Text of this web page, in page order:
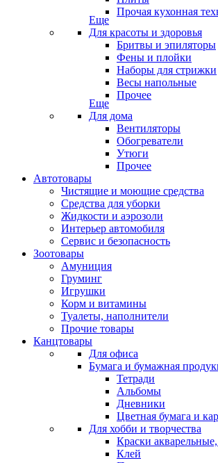
Прочая кухонная
Еще
Для красоты и здоровья
Бритвы и эпиляторы
Фены и плойки
Наборы для стрижки
Весы напольные
Прочее
Еще
Для дома
Вентиляторы
Обогреватели
Утюги
Прочее
Автотовары
Чистящие и моющие средства
Средства для уборки
Жидкости и аэрозоли
Интерьер автомобиля
Сервис и безопасность
Зоотовары
Амуниция
Груминг
Игрушки
Корм и витамины
Туалеты, наполнители
Прочие товары
Канцтовары
Для офиса
Бумага и бумажная
Тетради
Альбомы
Дневники
Цветная бумага и
Для хобби и творчества
Краски
Клей